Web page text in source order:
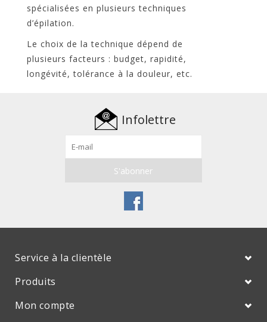
spécialisées en plusieurs techniques
d’épilation.
Le choix de la technique dépend de
plusieurs facteurs : budget, rapidité,
longévité, tolérance à la douleur, etc.
Infolettre
Service à la clientèle
Produits
Mon compte